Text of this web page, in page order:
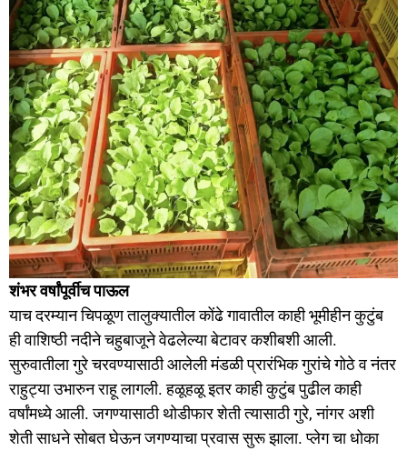
शंभर वर्षांपूर्वीच पाऊल
याच दरम्यान चिपळूण तालुक्यातील कोंढे गावातील काही भूमीहीन कुटुंब
ही वाशिष्ठी नदीने चहुबाजूने वेढलेल्या बेटावर कशीबशी आली.
सुरुवातीला गुरे चरवण्यासाठी आलेली मंडळी प्रारंभिक गुरांचे गोठे व नंतर
राहुट्या उभारुन राहू लागली. हळूहळू इतर काही कुटुंब पुढील काही
वर्षांमध्ये आली. जगण्यासाठी थोडीफार शेती त्यासाठी गुरे, नांगर अशी
शेती साधने सोबत घेऊन जगण्याचा प्रवास सुरू झाला. प्लेग चा धोका